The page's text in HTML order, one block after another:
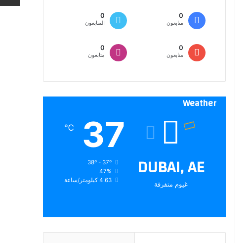
0
متابعون
0
المتابعون
0
متابعون
0
متابعون
Weather
DUBAI, AE
غيوم متفرقة
37
℃
38º - 37º
47%
4.63 كيلومتر/ساعة